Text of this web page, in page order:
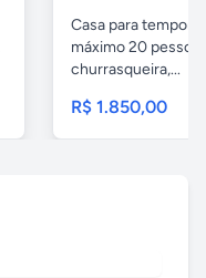
Casa para
máximo 20
churrasqueira,...
R$ 1.850,00